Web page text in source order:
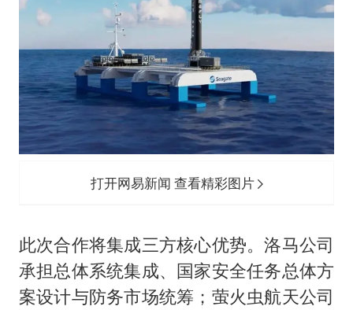
打开网易新闻 查看精彩图片
此次合作将集成三方核心优势。洛马公司
承担总体系统集成、国家安全任务总体方
案设计与防务市场统筹；萤火虫航天公司